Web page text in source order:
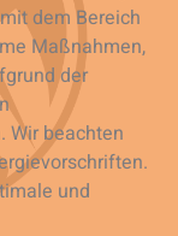
dem Bereich
Maßnahmen,
der
Wir beachten
und